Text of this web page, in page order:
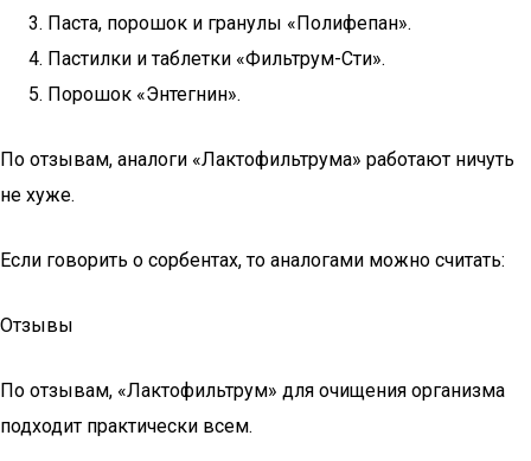
Паста, порошок и гранулы «Полифепан».
Пастилки и таблетки «Фильтрум-Сти».
Порошок «Энтегнин».
По отзывам, аналоги «Лактофильтрума» работают ничуть
не хуже.
Если говорить о сорбентах, то аналогами можно считать:
Отзывы
По отзывам, «Лактофильтрум» для очищения организма
подходит практически всем.